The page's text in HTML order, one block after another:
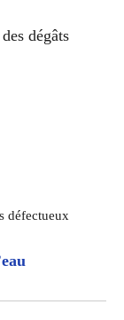
dégâts
défectueux